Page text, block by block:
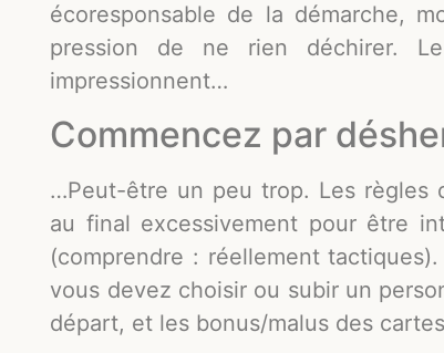
écoresponsable de la démarche,
pression de ne rien déchirer.
impressionnent…
Commencez par
…Peut-être un peu trop. Les règles
au final excessivement pour être
(comprendre : réellement
vous devez choisir ou subir un
départ, et les bonus/malus des